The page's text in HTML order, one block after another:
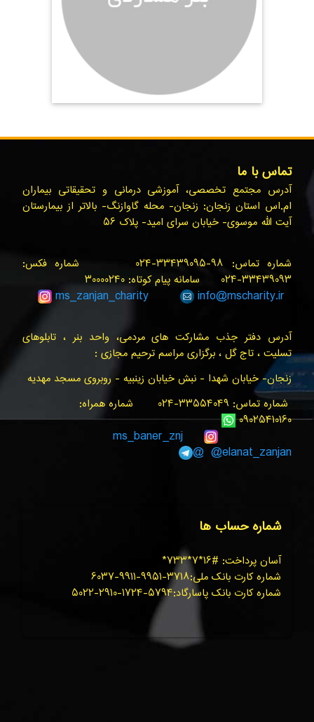
تماس با ما
آدرس مجتمع تخصصی، آموزشی درمانی و تحقیقاتی بیماران
ام.اس استان زنجان: زنجان- محله گاوازنگ- بالاتر از بیمارستان
آیت الله موسوی- خیابان سرای امید- پلاک ۵۶
شماره تماس: ۹۸-۳۳۴۳۹۰۹۵-۰۲۴ شماره فکس:
۳۳۴۳۹۰۹۳-۰۲۴ سامانه پیام کوتاه: ۳۰۰۰۰۲۴۰
ms_zanjan_charity info@mscharity.ir
آدرس دفتر جذب مشارکت های مردمی، واحد بنر ، تابلوهای
تسلیت ، تاج گل ، برگزاری مراسم ترحیم مجازی :
زنجان- خیابان شهدا - نبش خیابان زینبیه - روبروی مسجد مهدیه
شماره تماس: ۳۳۵۵۴۰۴۹-۰۲۴ شماره همراه:
۰۹۰۲۵۴۱۰۱۶۰
ms_baner_znj
@elanat_zanjan@
شماره حساب ها
آسان پرداخت: #۱۶*۷*۷۳۳*
شماره کارت بانک ملی:۳۷۱۸-۹۹۵۱-۹۹۱۱-۶۰۳۷
شماره کارت بانک پاسارگاد:۵۷۹۴-۱۷۲۴-۲۹۱۰-۵۰۲۲